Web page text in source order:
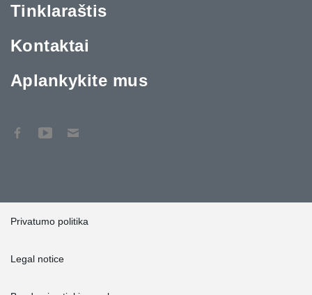
Tinklaraštis
Kontaktai
Aplankykite mus
Privatumo politika
Legal notice